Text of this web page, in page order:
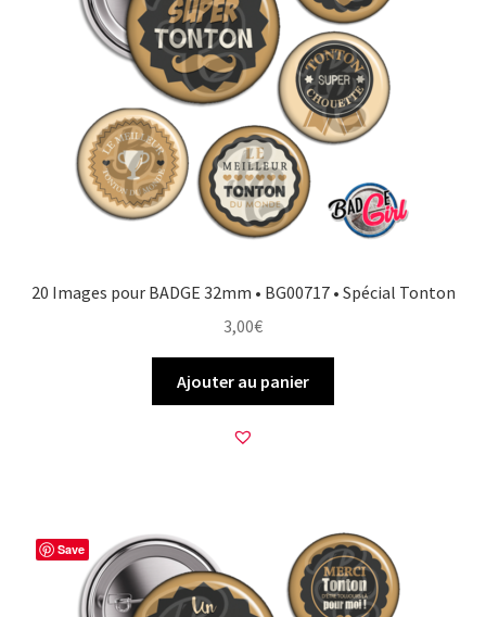
20 Images pour BADGE 32mm • BG00717 • Spécial Tonton
3,00€
Ajouter au panier
Save